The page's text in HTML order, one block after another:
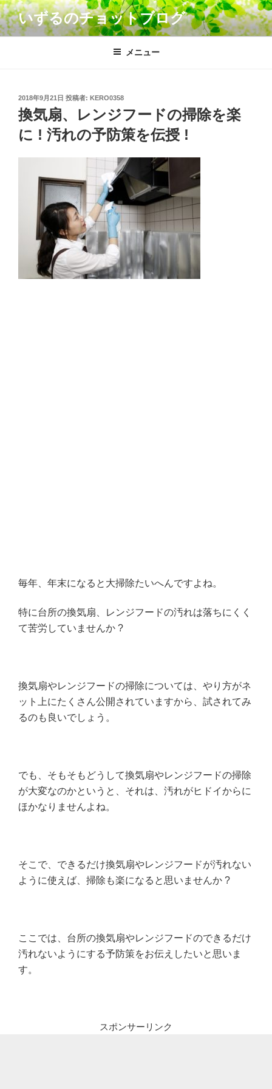
コ
ン
テ
いずるのチョットブログ
メニュー
投
稿
日:
2018年9月21日 投稿者: KERO0358
換気扇、レンジフードの掃除を楽
に ! 汚れの予防策を伝授 !
毎年、年末になると大掃除たいへんですよね。
特に台所の換気扇、レンジフードの汚れは落ちにくく
て苦労していませんか ?
換気扇やレンジフードの掃除については、やり方がネ
ット上にたくさん公開されていますから、試されてみ
るのも良いでしょう。
でも、そもそもどうして換気扇やレンジフードの掃除
が大変なのかというと、それは、汚れがヒドイからに
ほかなりませんよね。
そこで、できるだけ換気扇やレンジフードが汚れない
ように使えば、掃除も楽になると思いませんか ?
ここでは、台所の換気扇やレンジフードのできるだけ
汚れないようにする予防策をお伝えしたいと思いま
す。
スポンサーリンク